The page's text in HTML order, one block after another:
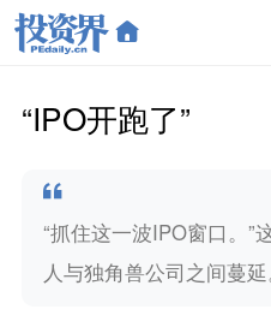
“IPO开跑了”
“抓住这一波IPO窗口。”
人与独角兽公司之间蔓延